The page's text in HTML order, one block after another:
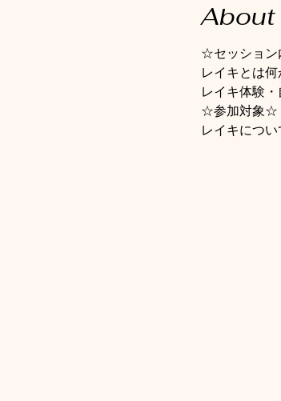
About
☆セッショ
レイキとは
レイキ体験
☆参加対象☆
レイキにつ